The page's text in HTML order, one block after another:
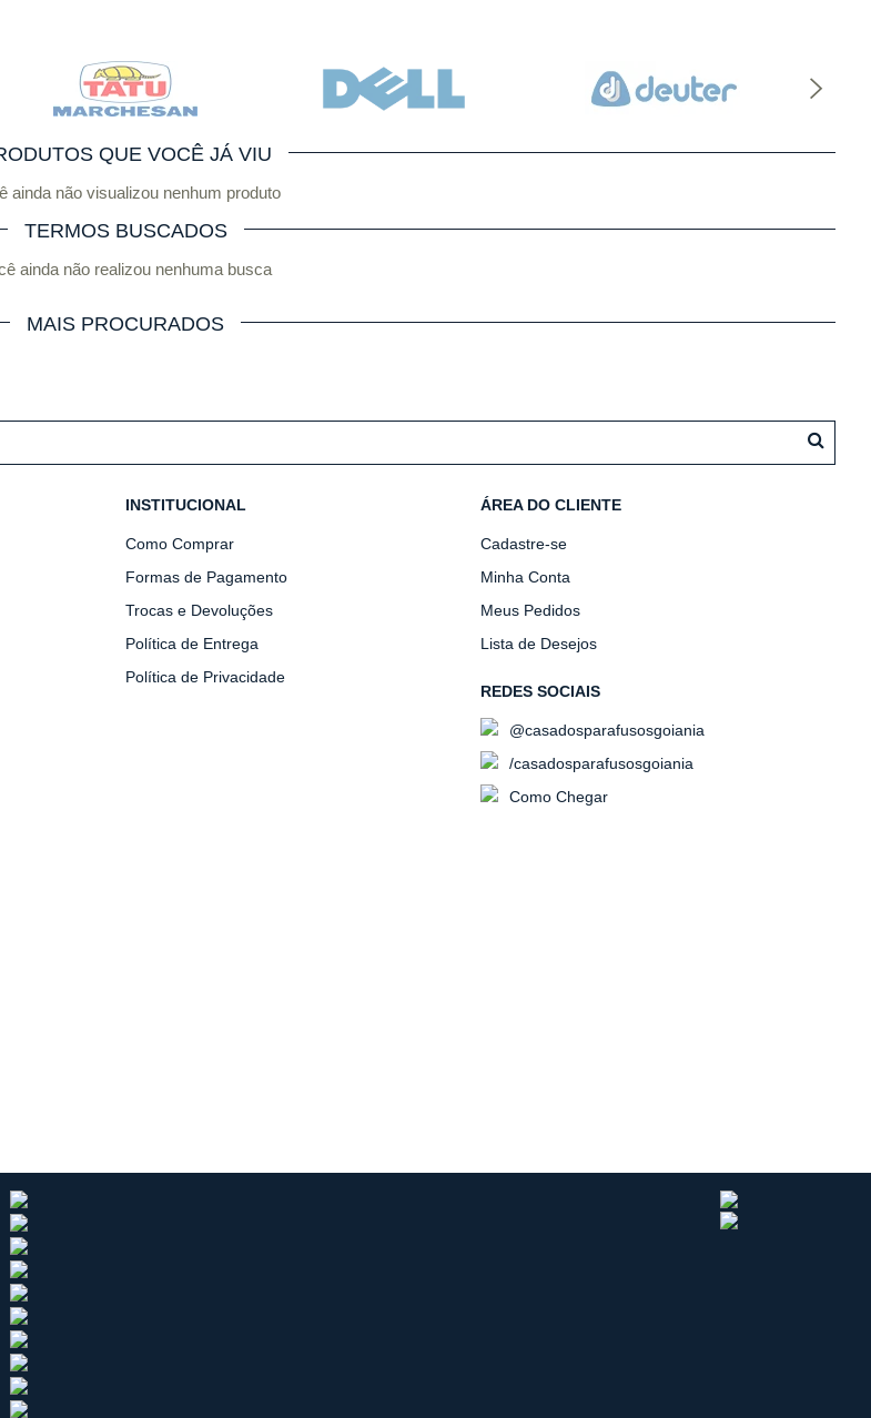
QUE VOCÊ JÁ VIU
ainda não visualizou nenhum produto
TERMOS BUSCADOS
ainda não realizou nenhuma busca
MAIS PROCURADOS
INSTITUCIONAL
Como Comprar
Formas de Pagamento
Trocas e Devoluções
Política de Entrega
Política de Privacidade
ÁREA DO CLIENTE
Cadastre-se
Minha Conta
Meus Pedidos
Lista de Desejos
REDES SOCIAIS
@casadosparafusosgoiania
/casadosparafusosgoiania
Como Chegar